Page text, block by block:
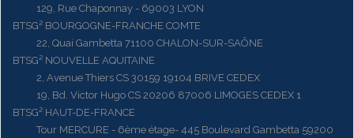
129, Rue Chaponnay - 69003 LYON
BTSG² BOURGOGNE-FRANCHE COMTE
22, Quai Gambetta 71100 CHALON-SUR-SAÔNE
BTSG² NOUVELLE AQUITAINE
2, Avenue Thiers CS 30159 19104 BRIVE CEDEX
19, Bd. Victor Hugo CS 20206 87006 LIMOGES CEDEX 1
BTSG² HAUT-DE-FRANCE
Tour MERCURE - 6ème étage- 445 Boulevard Gambetta 59200